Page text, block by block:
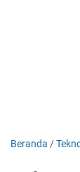
Beranda /